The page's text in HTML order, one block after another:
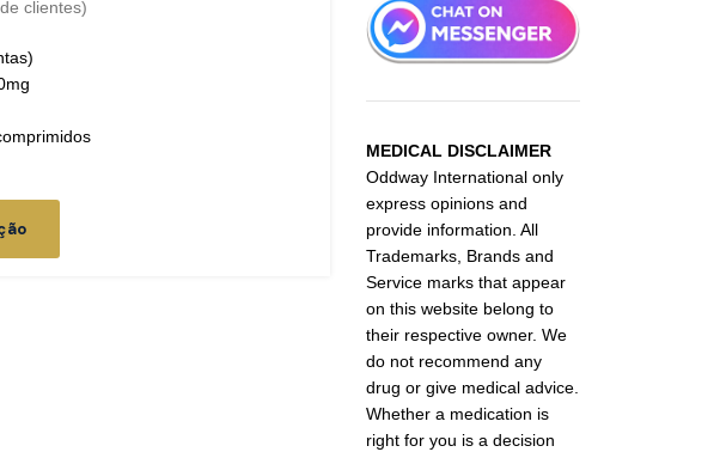
clientes)
MEDICAL DISCLAIMER
Oddway International only
express opinions and
provide information. All
Trademarks, Brands and
Service marks that appear
on this website belong to
their respective owner. We
do not recommend any
drug or give medical advice.
Whether a medication is
right for you is a decision